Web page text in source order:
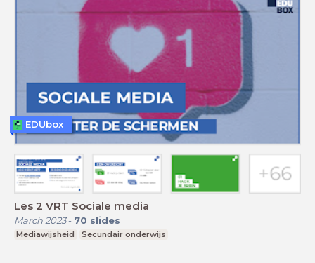
Les 2 VRT Sociale media
March 2023- 70 slides
Mediawijsheid Secundair onderwijs
EDUbox